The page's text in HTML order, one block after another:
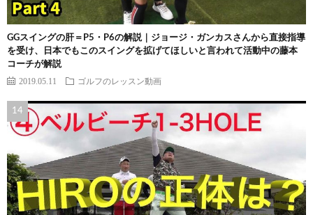
GGスイングの肝＝P5・P6の解説｜ジョージ・ガンカスさんから直接指導
を受け、日本でもこのスイングを拡げてほしいと言われて活動中の藤本
コーチが解説
2019.05.11 ゴルフのレッスン動画